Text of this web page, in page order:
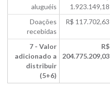
aluguéis
1.923.149,18
Doações
recebidas
R$ 117.702,63
7 - Valor
adicionado a
distribuir
(5+6)
R$
204.775.209,03